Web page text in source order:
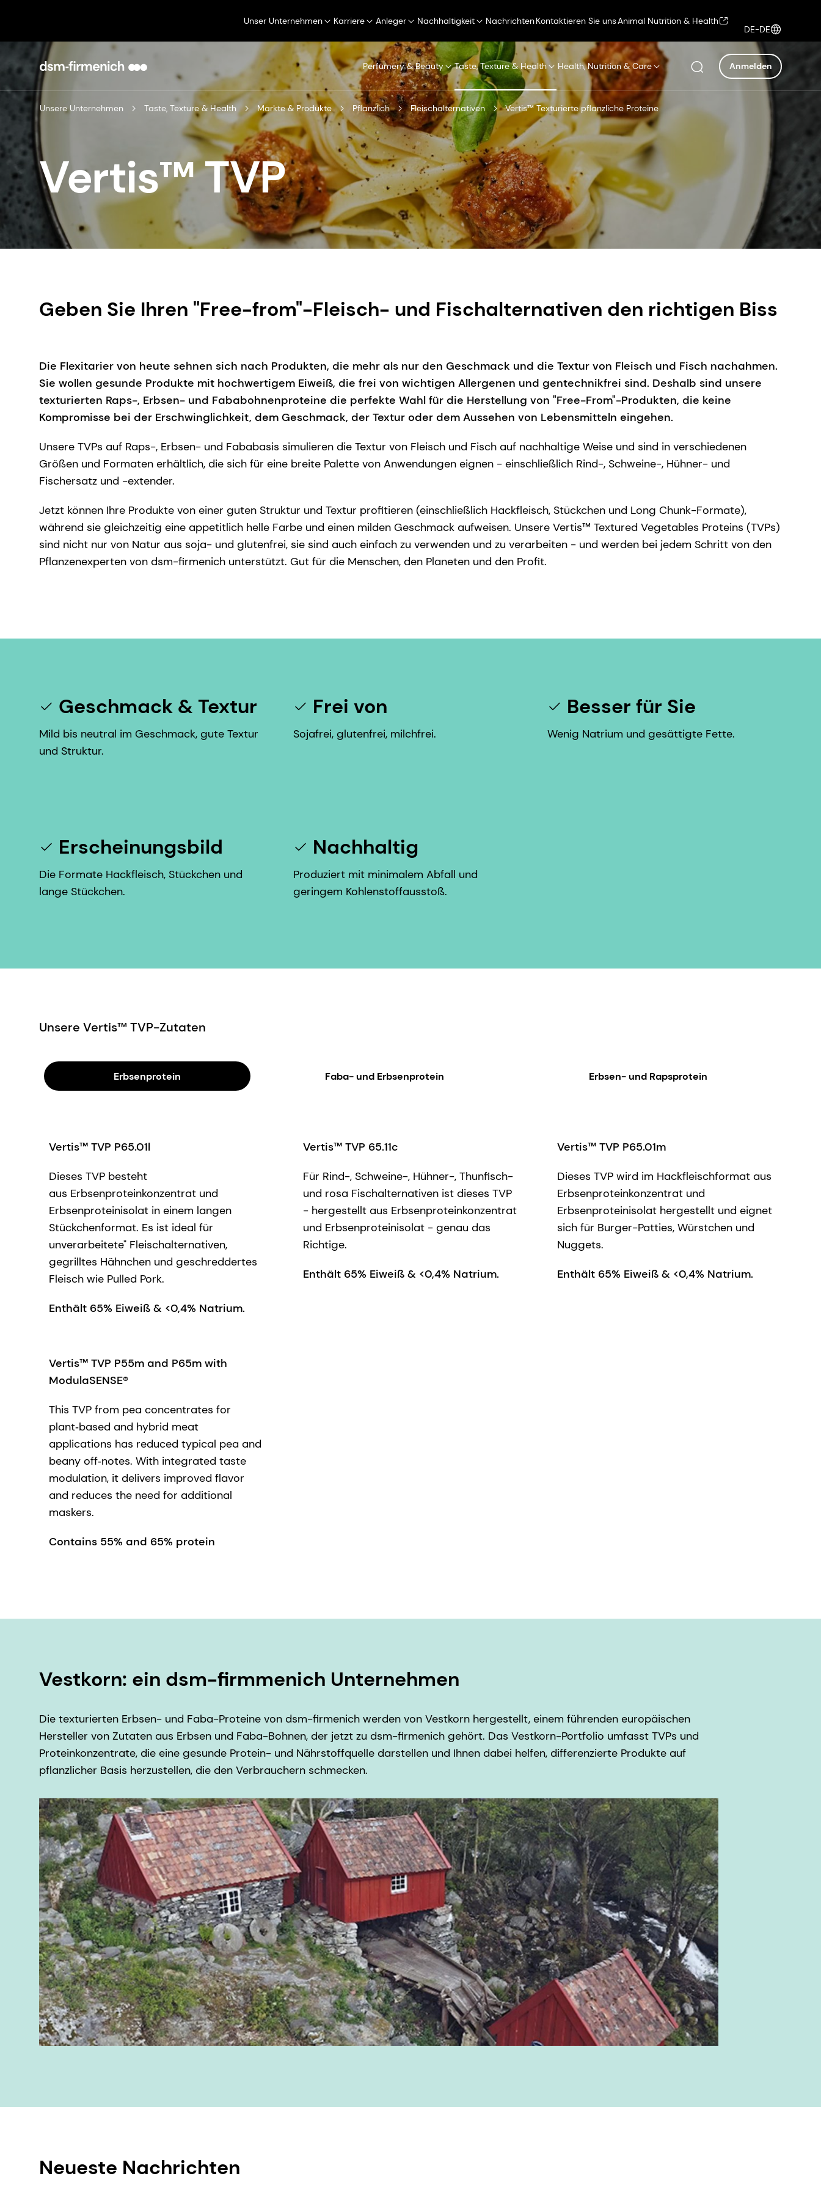
Unser Unternehmen Karriere Anleger Nachhaltigkeit NachrichtenKontaktieren Sie unsAnimal Nutrition & Health
DE-DE
Perfumery & Beauty Taste, Texture & Health Health, Nutrition & Care Anmelden
Unsere Unternehmen Taste, Texture & Health Märkte & Produkte Pflanzlich Fleischalternativen Vertis™ Texturierte pflanzliche Proteine
Vertis™ TVP
Geben Sie Ihren "Free-from"-Fleisch- und Fischalternativen den richtigen Biss
Die Flexitarier von heute sehnen sich nach Produkten, die mehr als nur den Geschmack und die Textur von Fleisch und Fisch nachahmen.
Sie wollen gesunde Produkte mit hochwertigem Eiweiß, die frei von wichtigen Allergenen und gentechnikfrei sind. Deshalb sind unsere
texturierten Raps-, Erbsen- und Fababohnenproteine die perfekte Wahl für die Herstellung von "Free-From"-Produkten, die keine
Kompromisse bei der Erschwinglichkeit, dem Geschmack, der Textur oder dem Aussehen von Lebensmitteln eingehen.
Unsere TVPs auf Raps-, Erbsen- und Fababasis simulieren die Textur von Fleisch und Fisch auf nachhaltige Weise und sind in verschiedenen
Größen und Formaten erhältlich, die sich für eine breite Palette von Anwendungen eignen - einschließlich Rind-, Schweine-, Hühner- und
Fischersatz und -extender.
Jetzt können Ihre Produkte von einer guten Struktur und Textur profitieren (einschließlich Hackfleisch, Stückchen und Long Chunk-Formate),
während sie gleichzeitig eine appetitlich helle Farbe und einen milden Geschmack aufweisen. Unsere Vertis™ Textured Vegetables Proteins (TVPs)
sind nicht nur von Natur aus soja- und glutenfrei, sie sind auch einfach zu verwenden und zu verarbeiten - und werden bei jedem Schritt von den
Pflanzenexperten von dsm-firmenich unterstützt. Gut für die Menschen, den Planeten und den Profit.
Geschmack & Textur
Mild bis neutral im Geschmack, gute Textur
und Struktur.
Frei von
Sojafrei, glutenfrei, milchfrei.
Besser für Sie
Wenig Natrium und gesättigte Fette.
Erscheinungsbild
Die Formate Hackfleisch, Stückchen und
lange Stückchen.
Nachhaltig
Produziert mit minimalem Abfall und
geringem Kohlenstoffausstoß.
Unsere Vertis™ TVP-Zutaten
Erbsenprotein Faba- und Erbsenprotein Erbsen- und Rapsprotein
Vertis™ TVP P65.01l
Dieses TVP besteht
aus Erbsenproteinkonzentrat und
Erbsenproteinisolat in einem langen
Stückchenformat. Es ist ideal für
unverarbeitete" Fleischalternativen,
gegrilltes Hähnchen und geschreddertes
Fleisch wie Pulled Pork.
Enthält 65% Eiweiß & <0,4% Natrium.
Vertis™ TVP P55m and P65m with
ModulaSENSE®
This TVP from pea concentrates for
plant‑based and hybrid meat
applications has reduced typical pea and
beany off‑notes. With integrated taste
modulation, it delivers improved flavor
and reduces the need for additional
maskers.
Contains 55% and 65% protein
Vertis™ TVP 65.11c
Für Rind-, Schweine-, Hühner-, Thunfisch-
und rosa Fischalternativen ist dieses TVP
- hergestellt aus Erbsenproteinkonzentrat
und Erbsenproteinisolat - genau das
Richtige.
Enthält 65% Eiweiß & <0,4% Natrium.
Vertis™ TVP P65.01m
Dieses TVP wird im Hackfleischformat aus
Erbsenproteinkonzentrat und
Erbsenproteinisolat hergestellt und eignet
sich für Burger-Patties, Würstchen und
Nuggets.
Enthält 65% Eiweiß & <0,4% Natrium.
Vestkorn: ein dsm-firmmenich Unternehmen
Die texturierten Erbsen- und Faba-Proteine von dsm-firmenich werden von Vestkorn hergestellt, einem führenden europäischen
Hersteller von Zutaten aus Erbsen und Faba-Bohnen, der jetzt zu dsm-firmenich gehört. Das Vestkorn-Portfolio umfasst TVPs und
Proteinkonzentrate, die eine gesunde Protein- und Nährstoffquelle darstellen und Ihnen dabei helfen, differenzierte Produkte auf
pflanzlicher Basis herzustellen, die den Verbrauchern schmecken.
Neueste Nachrichten